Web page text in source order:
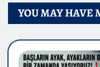
YOU MAY HAVE